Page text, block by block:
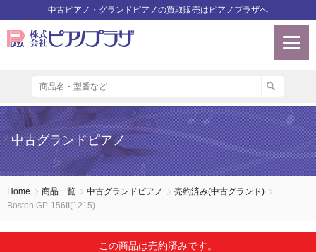
中古ピアノ・グランドピアノの買取販売はピアノプラザへ
中古グランドピアノ
Home 商品一覧 中古グランドピアノ
売約済み(中古グランド)
Boston GP-156II(1215)
この商品は売約済みです。